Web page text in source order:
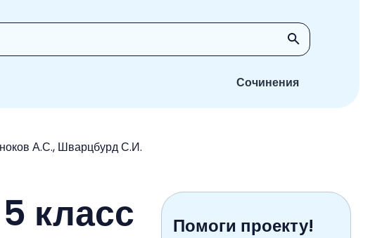
Сочинения
А.С., Шварцбурд С.И.
класс
Помоги проекту!